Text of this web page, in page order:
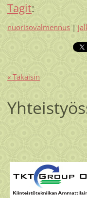
Tagit:
nuorisovalmennus |
« Takaisin